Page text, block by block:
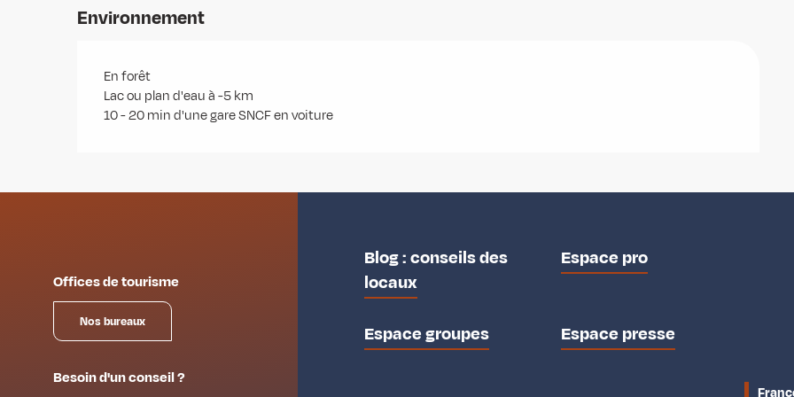
Environnement
En forêt
Lac ou plan d'eau à -5 km
10 - 20 min d'une gare SNCF en voiture
Offices de tourisme
Nos bureaux
Besoin d'un conseil ?
Blog : conseils des
locaux
Espace pro
Espace groupes Espace presse